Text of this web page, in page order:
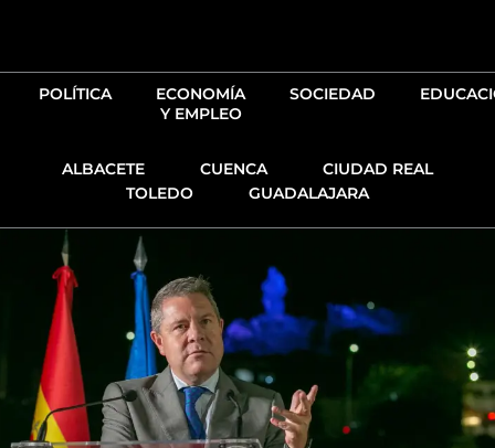
POLÍTICA
ECONOMÍA
Y EMPLEO
SOCIEDAD
ALBACETE CUENCA
CIUDAD REAL
TOLEDO
GUADALAJARA